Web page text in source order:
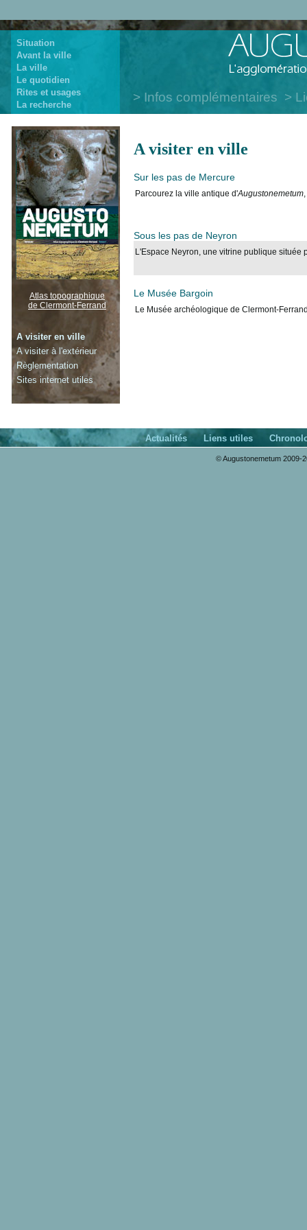
Situation
Avant la ville
La ville
Le quotidien
Rites et usages
La recherche
Infos complémentaires
A visiter en ville
Sur les pas de Mercure
Parcourez la ville antique d'Augustonemetum
Sous les pas de Neyron
L'Espace Neyron, une vitrine publique située
Le Musée Bargoin
Le Musée archéologique de Clermont-
Atlas topographique
de Clermont-Ferrand
A visiter en ville
A visiter à l'extérieur
Règlementation
Sites internet utiles
Actualités Liens utiles
© Augustonemetum 2009-